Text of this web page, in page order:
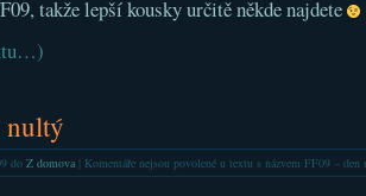
takže lepší kousky určitě někde najdete
nultý
do Z domova| Komentáře nejsou povolenéu textu s názvem FF09 – den